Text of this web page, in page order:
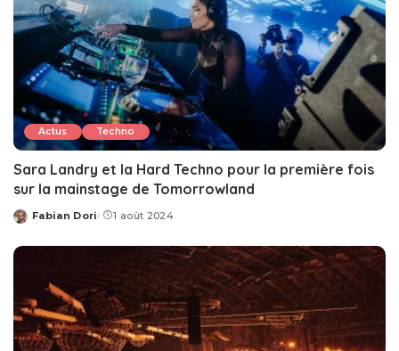
Actus Techno
Sara Landry et la Hard Techno pour la première fois
sur la mainstage de Tomorrowland
Posted
Fabian Dori 1 août 2024